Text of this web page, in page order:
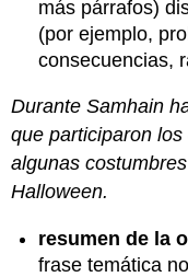
más párrafos)
(por ejemplo,
consecuencias,
Durante Samhain
que participaron
algunas
Halloween.
resumen de la
frase temática